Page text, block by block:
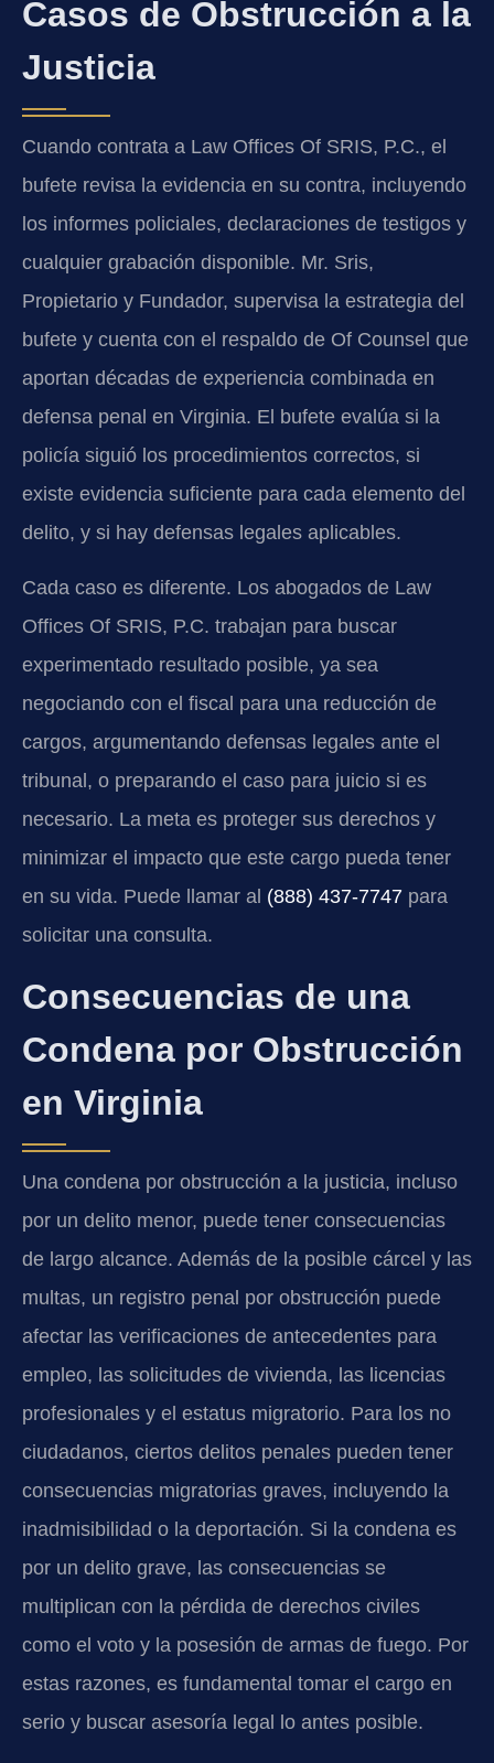
Casos de Obstrucción a la
Justicia
Cuando contrata a Law Offices Of SRIS, P.C., el
bufete revisa la evidencia en su contra, incluyendo
los informes policiales, declaraciones de testigos y
cualquier grabación disponible. Mr. Sris,
Propietario y Fundador, supervisa la estrategia del
bufete y cuenta con el respaldo de Of Counsel que
aportan décadas de experiencia combinada en
defensa penal en Virginia. El bufete evalúa si la
policía siguió los procedimientos correctos, si
existe evidencia suficiente para cada elemento del
delito, y si hay defensas legales aplicables.
Cada caso es diferente. Los abogados de Law
Offices Of SRIS, P.C. trabajan para buscar
experimentado resultado posible, ya sea
negociando con el fiscal para una reducción de
cargos, argumentando defensas legales ante el
tribunal, o preparando el caso para juicio si es
necesario. La meta es proteger sus derechos y
minimizar el impacto que este cargo pueda tener
en su vida. Puede llamar al (888) 437-7747 para
solicitar una consulta.
Consecuencias de una
Condena por Obstrucción
en Virginia
Una condena por obstrucción a la justicia, incluso
por un delito menor, puede tener consecuencias
de largo alcance. Además de la posible cárcel y las
multas, un registro penal por obstrucción puede
afectar las verificaciones de antecedentes para
empleo, las solicitudes de vivienda, las licencias
profesionales y el estatus migratorio. Para los no
ciudadanos, ciertos delitos penales pueden tener
consecuencias migratorias graves, incluyendo la
inadmisibilidad o la deportación. Si la condena es
por un delito grave, las consecuencias se
multiplican con la pérdida de derechos civiles
como el voto y la posesión de armas de fuego. Por
estas razones, es fundamental tomar el cargo en
serio y buscar asesoría legal lo antes posible.